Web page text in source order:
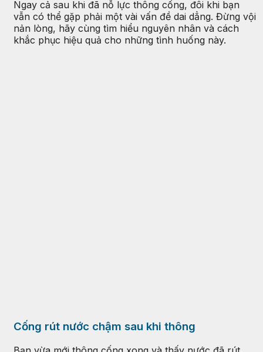
Ngay cả sau khi đã nỗ lực thông cống, đôi khi bạn
vẫn có thể gặp phải một vài vấn đề dai dẳng. Đừng vội
nản lòng, hãy cùng tìm hiểu nguyên nhân và cách
khắc phục hiệu quả cho những tình huống này.
Cống rút nước chậm sau khi thông